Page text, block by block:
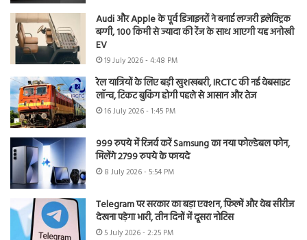
Audi और Apple के पूर्व डिजाइनरों ने बनाई लग्जरी इलेक्ट्रिक
बग्गी, 100 किमी से ज्यादा की रेंज के साथ आएगी यह अनोखी
EV
19 July 2026 - 4:48 PM
रेल यात्रियों के लिए बड़ी खुशखबरी, IRCTC की नई वेबसाइट
लॉन्च, टिकट बुकिंग होगी पहले से आसान और तेज
16 July 2026 - 1:45 PM
999 रुपये में रिजर्व करें Samsung का नया फोल्डेबल फोन,
मिलेंगे 2799 रुपये के फायदे
8 July 2026 - 5:54 PM
Telegram पर सरकार का बड़ा एक्शन, फिल्में और वेब सीरीज
देखना पड़ेगा भारी, तीन दिनों में दूसरा नोटिस
5 July 2026 - 2:25 PM